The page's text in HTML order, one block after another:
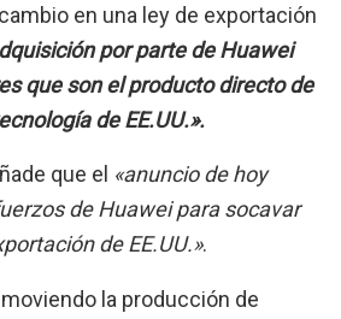
en una ley de exportación
por parte de Huawei
que son el producto directo de
de EE.UU.».
que el «anuncio de hoy
de Huawei para socavar
de EE.UU.».
la producción de